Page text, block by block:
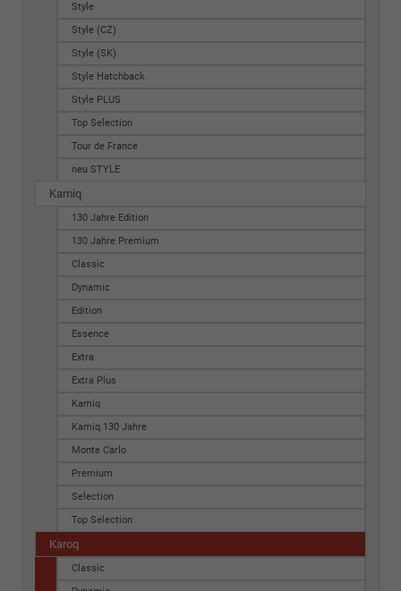
Style
Style (CZ)
Style (SK)
Style Hatchback
Style PLUS
Top Selection
Tour de France
neu STYLE
Kamiq
130 Jahre Edition
130 Jahre Premium
Classic
Dynamic
Edition
Essence
Extra
Extra Plus
Kamiq
Kamiq 130 Jahre
Monte Carlo
Premium
Selection
Top Selection
Karoq
Classic